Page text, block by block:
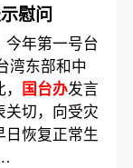
慰问
今年第一号台
湾东部和中
国台办发言
关切，向受灾
恢复正常生